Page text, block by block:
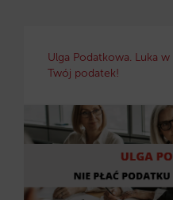
Ulga Podatkowa. Luka
Twój podatek!